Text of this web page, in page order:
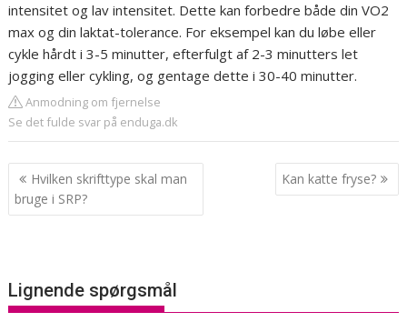
intensitet og lav intensitet. Dette kan forbedre både din VO2
max og din laktat-tolerance. For eksempel kan du løbe eller
cykle hårdt i 3-5 minutter, efterfulgt af 2-3 minutters let
jogging eller cykling, og gentage dette i 30-40 minutter.
Anmodning om fjernelse
Se det fulde svar på enduga.dk
Indlægsnavigation
Hvilken skrifttype skal man
bruge i SRP?
Kan katte fryse?
Lignende spørgsmål